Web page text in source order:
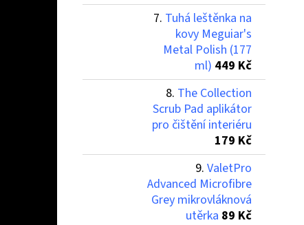
Tuhá leštěnka na
kovy Meguiar's
Metal Polish (177
ml) 449 Kč
The Collection
Scrub Pad aplikátor
pro čištění interiéru
179 Kč
ValetPro
Advanced Microfibre
Grey mikrovláknová
utěrka 89 Kč